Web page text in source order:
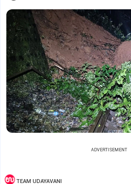
ADVERTISEMENT
TEAM UDAYAVANI